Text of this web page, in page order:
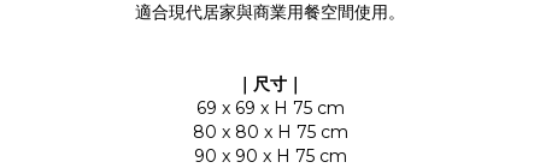
適合現代居家與商業用餐空間使用。
｜尺寸｜
69 x 69 x H 75 cm
80 x 80 x H 75 cm
90 x 90 x H 75 cm